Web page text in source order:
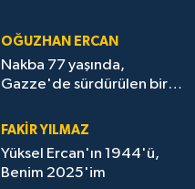
OĞUZHAN ERCAN
Nakba 77 yaşında,
Gazze'de sürdürülen bir
FAKİR YILMAZ
Yüksel Ercan'ın 1944'ü,
Benim 2025'im